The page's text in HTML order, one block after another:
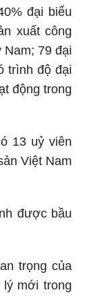
đại biểu
xuất công
79 đại
trình độ đại
động trong
13 uỷ viên
Việt Nam
được bầu
trọng của
mới trong